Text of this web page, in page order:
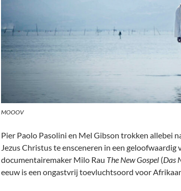
MOOOV
Pier Paolo Pasolini en Mel Gibson trokken allebei
Jezus Christus te ensceneren in een
documentairemaker Milo Rau The New Gospel (Das
eeuw is een ongastvrij toevluchtsoord voor